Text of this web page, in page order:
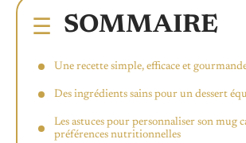
SOMMAIRE
Une recette simple, efficace et
Des ingrédients sains pour un dessert
Les astuces pour personnaliser son mug
préférences nutritionnelles